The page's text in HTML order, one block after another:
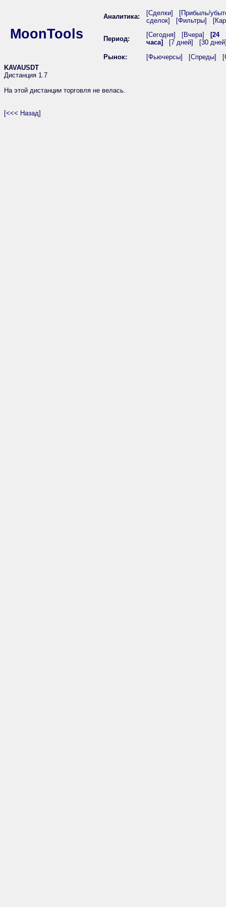
MoonTools
Аналитика: [Сделки]
[Прибыль/
сделок]
[Фильтры]
Период:
[Сегодня] [Вчера]
[24
часа]
[7 дней]
[30
Рынок:
[Фьючерсы] [Спреды]
KAVAUSDT
Дистанция 1.7
На этой дистанции торговля не велась.
[<<< Назад]